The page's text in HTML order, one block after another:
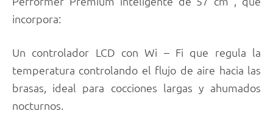
incorpora:
Un controlador LCD con Wi – Fi que regula la
temperatura controlando el flujo de aire hacia las
brasas, ideal para cocciones largas y ahumados
nocturnos.